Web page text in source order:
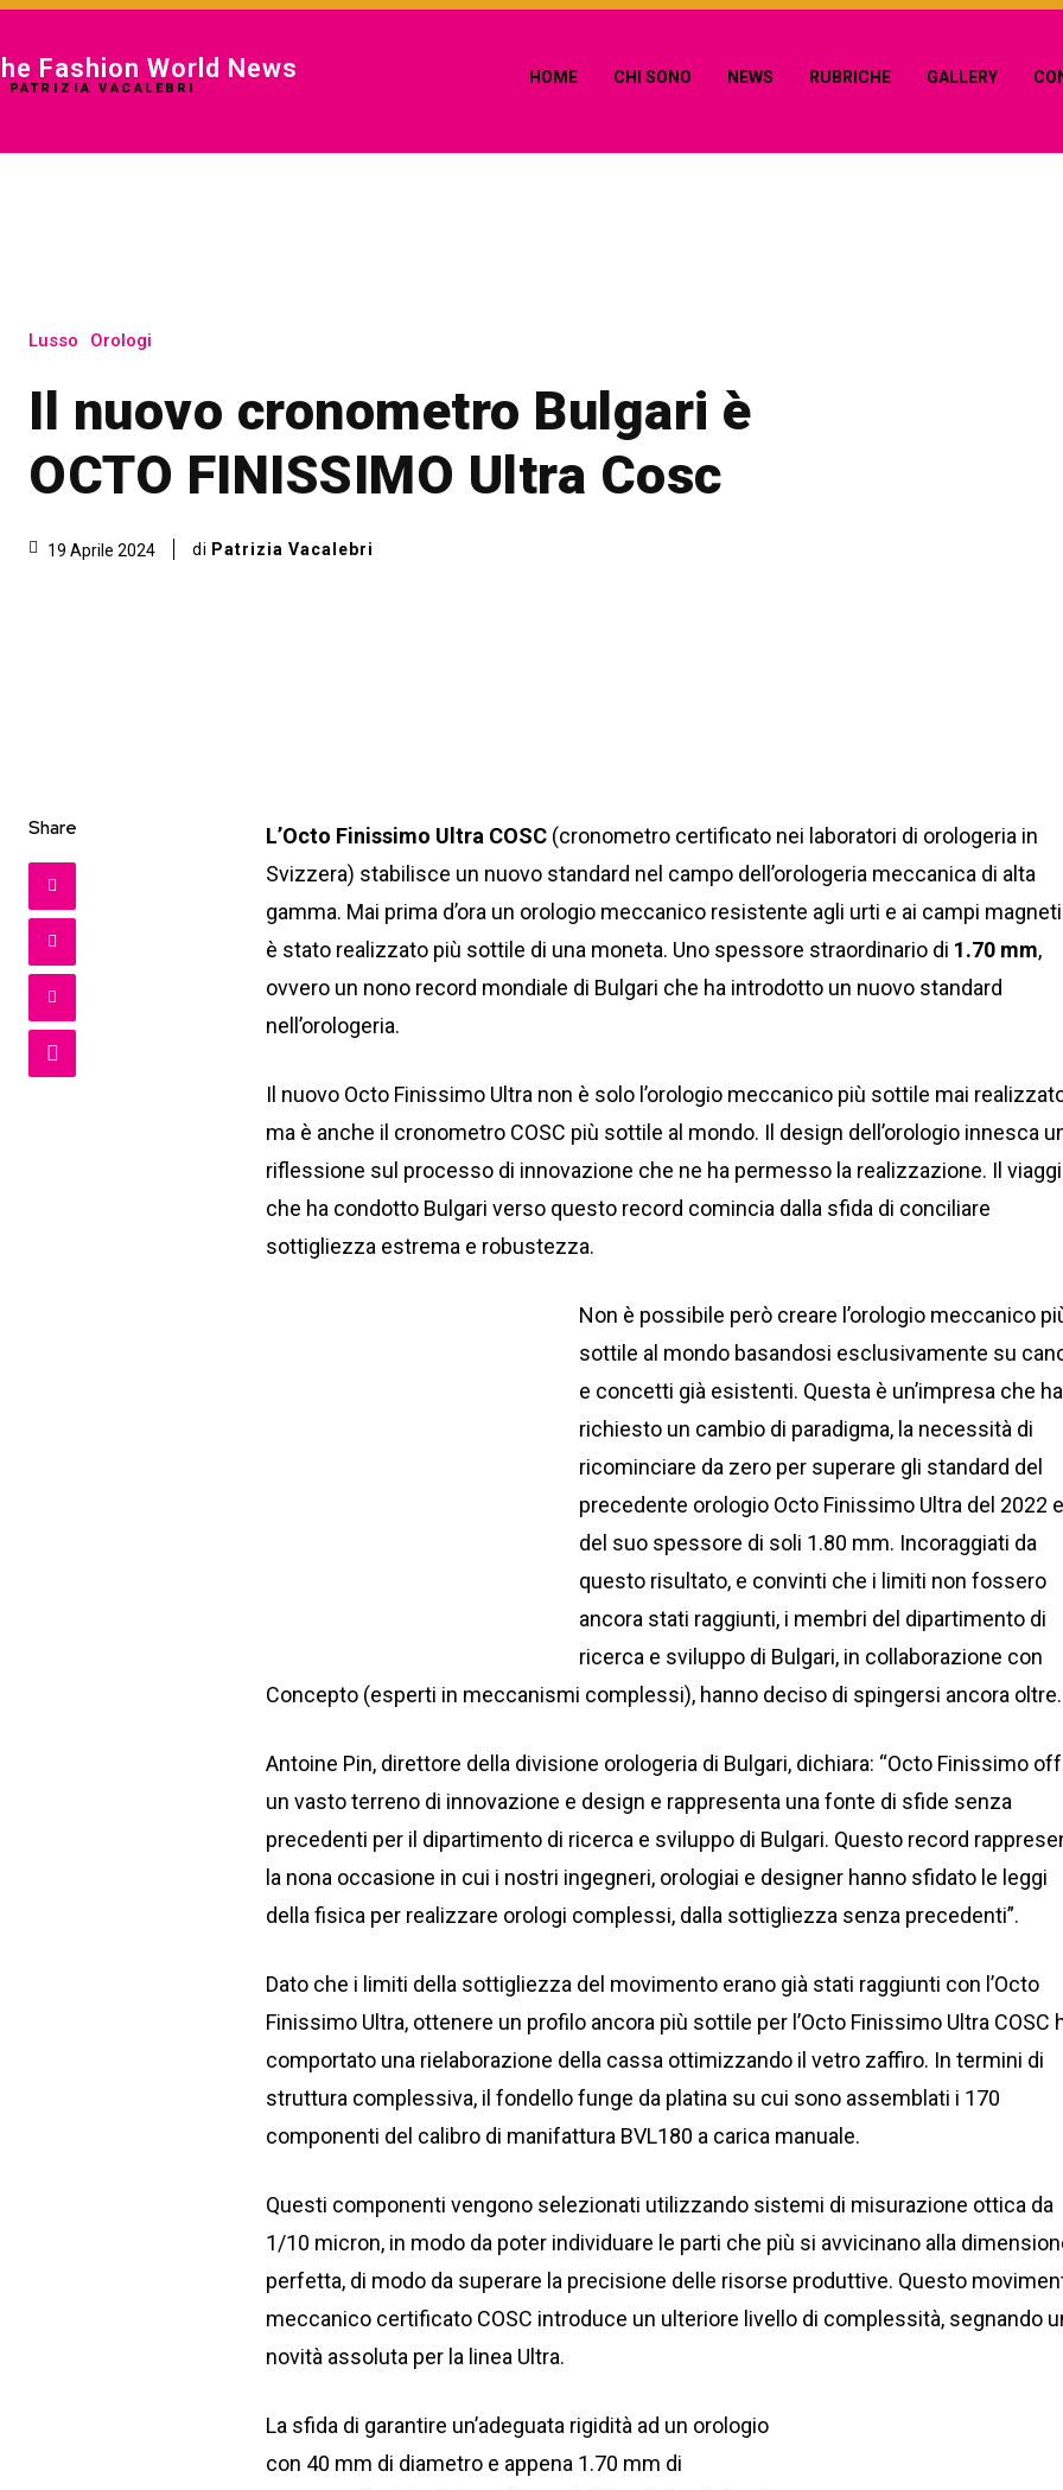
Fashion World News
PATRIZIA VACALEBRI
HOME CHI SONO NEWS RUBRICHE GALLERY
Lusso Orologi
Il nuovo cronometro Bulgari è
OCTO FINISSIMO Ultra Cosc
19 Aprile 2024 di Patrizia Vacalebri
Share L’Octo Finissimo Ultra COSC (cronometro certificato nei laboratori di orologeria in
Svizzera) stabilisce un nuovo standard nel campo dell’orologeria meccanica di alta
gamma. Mai prima d’ora un orologio meccanico resistente agli urti e ai campi
è stato realizzato più sottile di una moneta. Uno spessore straordinario di 1.70 mm,
ovvero un nono record mondiale di Bulgari che ha introdotto un nuovo standard
nell’orologeria.
Il nuovo Octo Finissimo Ultra non è solo l’orologio meccanico più sottile mai
ma è anche il cronometro COSC più sottile al mondo. Il design dell’orologio innesca
riflessione sul processo di innovazione che ne ha permesso la realizzazione. Il
che ha condotto Bulgari verso questo record comincia dalla sfida di conciliare
sottigliezza estrema e robustezza.
Non è possibile però creare l’orologio meccanico
sottile al mondo basandosi esclusivamente su
e concetti già esistenti. Questa è un’impresa che ha
richiesto un cambio di paradigma, la necessità di
ricominciare da zero per superare gli standard del
precedente orologio Octo Finissimo Ultra del 2022 e
del suo spessore di soli 1.80 mm. Incoraggiati da
questo risultato, e convinti che i limiti non fossero
ancora stati raggiunti, i membri del dipartimento di
ricerca e sviluppo di Bulgari, in collaborazione con
Concepto (esperti in meccanismi complessi), hanno deciso di spingersi ancora oltre.
Antoine Pin, direttore della divisione orologeria di Bulgari, dichiara: “Octo Finissimo
un vasto terreno di innovazione e design e rappresenta una fonte di sfide senza
precedenti per il dipartimento di ricerca e sviluppo di Bulgari. Questo record
la nona occasione in cui i nostri ingegneri, orologiai e designer hanno sfidato le leggi
della fisica per realizzare orologi complessi, dalla sottigliezza senza precedenti”.
Dato che i limiti della sottigliezza del movimento erano già stati raggiunti con l’Octo
Finissimo Ultra, ottenere un profilo ancora più sottile per l’Octo Finissimo Ultra COSC
comportato una rielaborazione della cassa ottimizzando il vetro zaffiro. In termini di
struttura complessiva, il fondello funge da platina su cui sono assemblati i 170
componenti del calibro di manifattura BVL180 a carica manuale.
Questi componenti vengono selezionati utilizzando sistemi di misurazione ottica da
1/10 micron, in modo da poter individuare le parti che più si avvicinano alla
perfetta, di modo da superare la precisione delle risorse produttive. Questo
meccanico certificato COSC introduce un ulteriore livello di complessità, segnando
novità assoluta per la linea Ultra.
La sfida di garantire un’adeguata rigidità ad un orologio
con 40 mm di diametro e appena 1.70 mm di